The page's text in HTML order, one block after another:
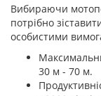
Вибираючи
потрібно
особистими
30 м - 70 м.